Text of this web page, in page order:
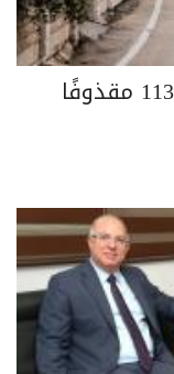
اليونيفيل: سجلنا الأربعاء إطلاق 113 مقذوفًا